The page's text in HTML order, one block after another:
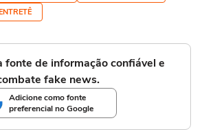
fonte de informação confiável e
fake news.
Adicione como fonte
preferencial no Google